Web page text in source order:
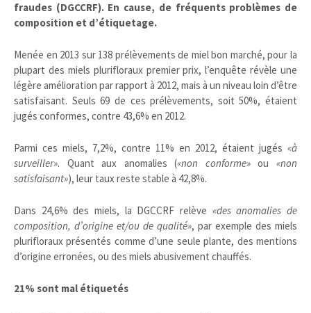
fraudes (DGCCRF). En cause, de fréquents problèmes de
composition et d’étiquetage.
Menée en 2013 sur 138 prélèvements de miel bon marché, pour la
plupart des miels plurifloraux premier prix, l’enquête révèle une
légère amélioration par rapport à 2012, mais à un niveau loin d’être
satisfaisant. Seuls 69 de ces prélèvements, soit 50%, étaient
jugés conformes, contre 43,6% en 2012.
Parmi ces miels, 7,2%, contre 11% en 2012, étaient jugés «à
surveiller». Quant aux anomalies («non conforme»ou«non
satisfaisant»), leur taux reste stable à 42,8%.
Dans 24,6% des miels, la DGCCRF relève «desanomalies de
composition, d’origine et/ou de qualité», par exemple des miels
plurifloraux présentés comme d’une seule plante, des mentions
d’origine erronées, ou des miels abusivement chauffés.
21% sont mal étiquetés